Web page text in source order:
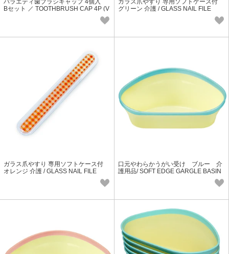
バラエティ歯ブラシキャップ 4個入
Bセット ／ TOOTHBRUSH CAP 4P (V
ガラス爪やすり 専用ソフトケース付
グリーン 介護 / GLASS NAIL FILE
ガラス爪やすり 専用ソフトケース付
オレンジ 介護 / GLASS NAIL FILE
口元やわらかうがい受け ブルー 介
護用品/ SOFT EDGE GARGLE BASIN